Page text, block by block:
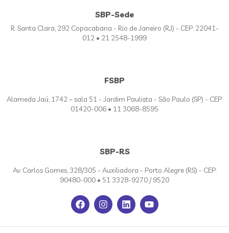
SBP-Sede
R. Santa Clara, 292 Copacabana - Rio de Janeiro (RJ) - CEP: 22041-
012 • 21 2548-1999
FSBP
Alameda Jaú, 1742 – sala 51 - Jardim Paulista - São Paulo (SP) - CEP:
01420-006 • 11 3068-8595
SBP-RS
Av. Carlos Gomes, 328/305 - Auxiliadora - Porto Alegre (RS) - CEP:
90480-000 • 51 3328-9270 / 9520